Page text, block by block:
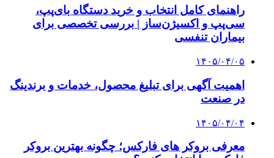
راهنمای کامل انتخاب و خرید دستگاه بای‌پپ،
سی‌پپ و اکسیژن‌ساز | بررسی تخصصی برای
بیماران تنفسی
۱۴۰۵/۰۴/۰۵
اهمیت آگهی برای تبلیغ محصول، خدمات و برندینگ
در صنعت
۱۴۰۵/۰۴/۰۴
معرفی بروکر های فارکس؛ چگونه بهترین بروکر